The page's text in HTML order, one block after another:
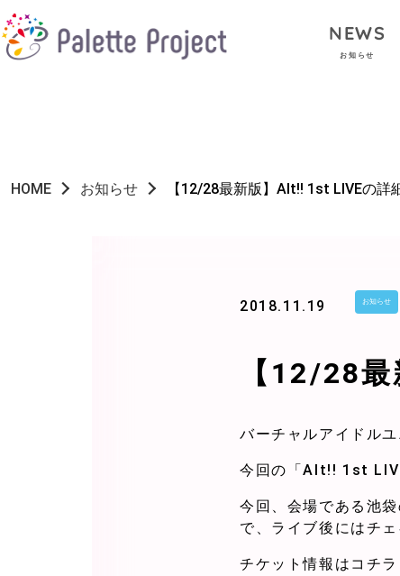
NEWS
お知らせ
HOME お知らせ 【12/28最新版】Alt!! 1st LIVEの詳
2018.11.19 お知らせ
【12/28
バーチャルアイドル
今回の「Alt!! 1st
今回、会場である池
で、ライブ後にはチ
チケット情報はコチラ